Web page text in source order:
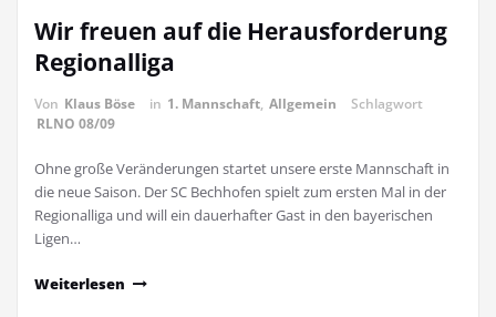
Wir freuen auf die Herausforderung
Regionalliga
Von Klaus Böse in 1. Mannschaft, Allgemein
Schlagwort
RLNO 08/09
Ohne große Veränderungen startet unsere erste Mannschaft in
die neue Saison. Der SC Bechhofen spielt zum ersten Mal in der
Regionalliga und will ein dauerhafter Gast in den bayerischen
Ligen…
Weiterlesen